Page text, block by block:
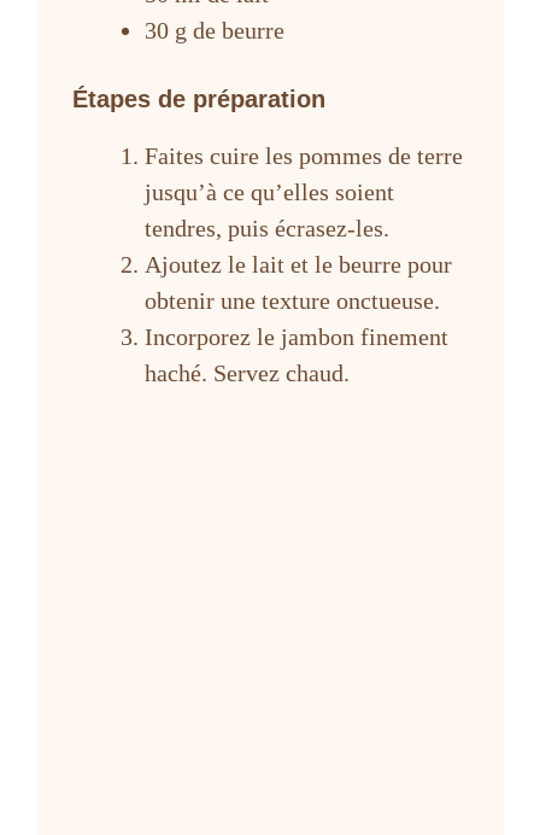
30 g de beurre
Étapes de préparation
Faites cuire les pommes de terre
jusqu’à ce qu’elles soient
tendres, puis écrasez-les.
Ajoutez le lait et le beurre pour
obtenir une texture onctueuse.
Incorporez le jambon finement
haché. Servez chaud.